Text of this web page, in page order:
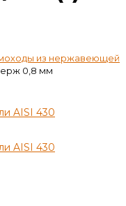
из нержавеющей
0,8 мм